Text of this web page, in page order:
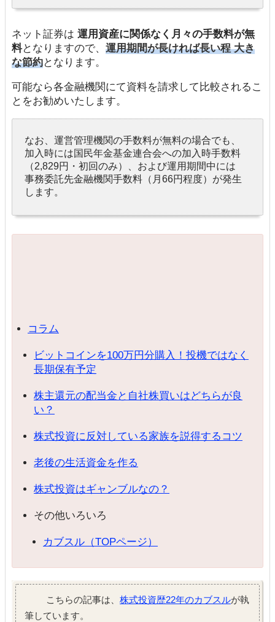
ネット証券は 運用資産に関係なく月々の手数料が無
料となりますので、 運用期間が長ければ長い程 大き
な節約となります。
可能なら各金融機関にて資料を請求して比較されるこ
とをお勧めいたします。
なお、運営管理機関の手数料が無料の場合でも、
加入時には国民年金基金連合会への加入時手数料
（2,829円・初回のみ）、および運用期間中には
事務委託先金融機関手数料（月66円程度）が発生
します。
コラム
ビットコインを100万円分購入！投機ではなく
長期保有予定
株主還元の配当金と自社株買いはどちらが良
い？
株式投資に反対している家族を説得するコツ
老後の生活資金を作る
株式投資はギャンブルなの？
その他いろいろ
カブスル（TOPページ）
こちらの記事は、 株式投資歴22年のカブスルが執
筆しています。